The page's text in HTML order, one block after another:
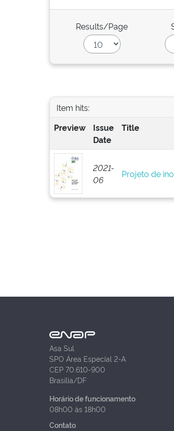
Results/Page
Item hits:
Preview
Issue
Date
Title
2021-
06
Projeto de
Asa Sul
SPO Área Especial 2-A
CEP 70.610-900
Brasília/DF
Horário de funcionamento
08h00 às 18h00
Contato